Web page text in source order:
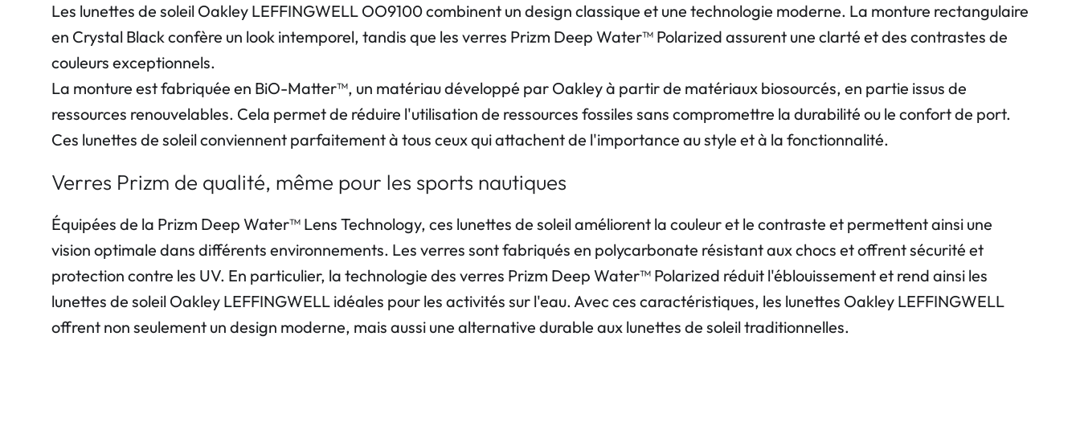
Les lunettes de soleil Oakley LEFFINGWELL OO9100 combinent un design classique et une technologie moderne. La monture rectangulaire
en Crystal Black confère un look intemporel, tandis que les verres Prizm Deep Water™ Polarized assurent une clarté et des contrastes de
couleurs exceptionnels.
La monture est fabriquée en BiO-Matter™, un matériau développé par Oakley à partir de matériaux biosourcés, en partie issus de
ressources renouvelables. Cela permet de réduire l'utilisation de ressources fossiles sans compromettre la durabilité ou le confort de port.
Ces lunettes de soleil conviennent parfaitement à tous ceux qui attachent de l'importance au style et à la fonctionnalité.
Verres Prizm de qualité, même pour les sports nautiques
Équipées de la Prizm Deep Water™ Lens Technology, ces lunettes de soleil améliorent la couleur et le contraste et permettent ainsi une
vision optimale dans différents environnements. Les verres sont fabriqués en polycarbonate résistant aux chocs et offrent sécurité et
protection contre les UV. En particulier, la technologie des verres Prizm Deep Water™ Polarized réduit l'éblouissement et rend ainsi les
lunettes de soleil Oakley LEFFINGWELL idéales pour les activités sur l'eau. Avec ces caractéristiques, les lunettes Oakley LEFFINGWELL
offrent non seulement un design moderne, mais aussi une alternative durable aux lunettes de soleil traditionnelles.